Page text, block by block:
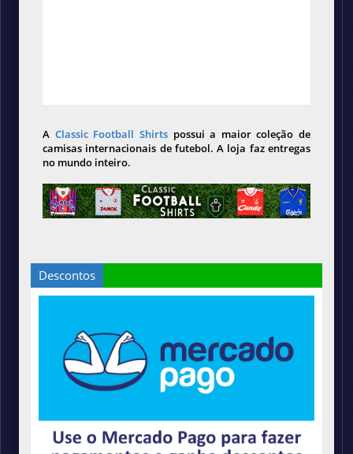
A Classic Football Shirts possui a maior coleção de
camisas internacionais de futebol. A loja faz entregas
no mundo inteiro.
Descontos